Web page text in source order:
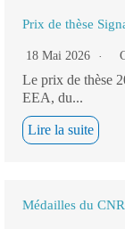
Prix de thèse
18 Mai 2026
Le prix de thèse
EEA, du...
Lire la suite
Médailles du